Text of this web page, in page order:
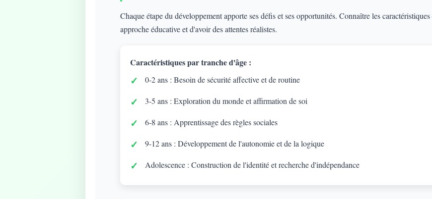
Chaque étape du développement apporte ses défis et ses opportunités. Connaître les
approche éducative et d'avoir des attentes réalistes.
Caractéristiques par tranche d'âge :
0-2 ans : Besoin de sécurité affective et de routine
3-5 ans : Exploration du monde et affirmation de soi
6-8 ans : Apprentissage des règles sociales
9-12 ans : Développement de l'autonomie et de la logique
Adolescence : Construction de l'identité et recherche d'indépendance